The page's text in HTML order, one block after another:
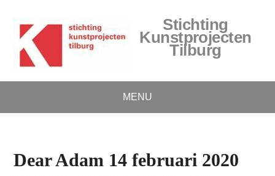
Stichting
Kunstprojecten
Tilburg
MENU
Dear Adam 14 februari 2020